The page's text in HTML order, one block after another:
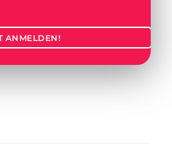
…
ANMELDEN!